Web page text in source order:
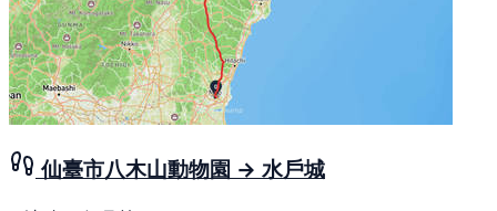
仙臺市八木山動物園 → 水戶城